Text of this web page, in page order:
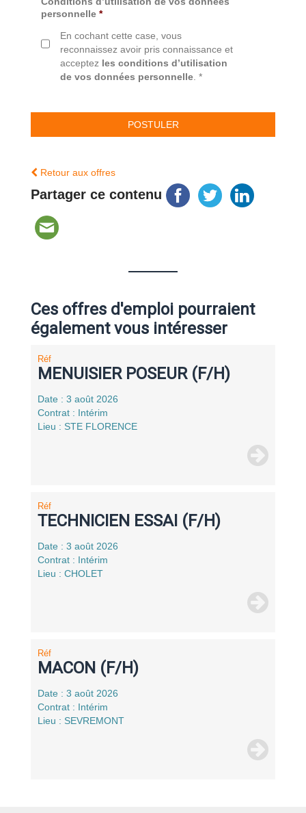
personnelle *
En cochant cette case, vous
reconnaissez avoir pris connaissance et
acceptez les conditions d’utilisation
de vos données personnelle . *
Retour aux offres
Partager ce contenu
Ces offres d'emploi pourraient
également vous intéresser
Réf
MENUISIER POSEUR (F/H)
Date : 3 août 2026
Contrat : Intérim
Lieu : STE FLORENCE
Réf
TECHNICIEN ESSAI (F/H)
Date : 3 août 2026
Contrat : Intérim
Lieu : CHOLET
Réf
MACON (F/H)
Date : 3 août 2026
Contrat : Intérim
Lieu : SEVREMONT